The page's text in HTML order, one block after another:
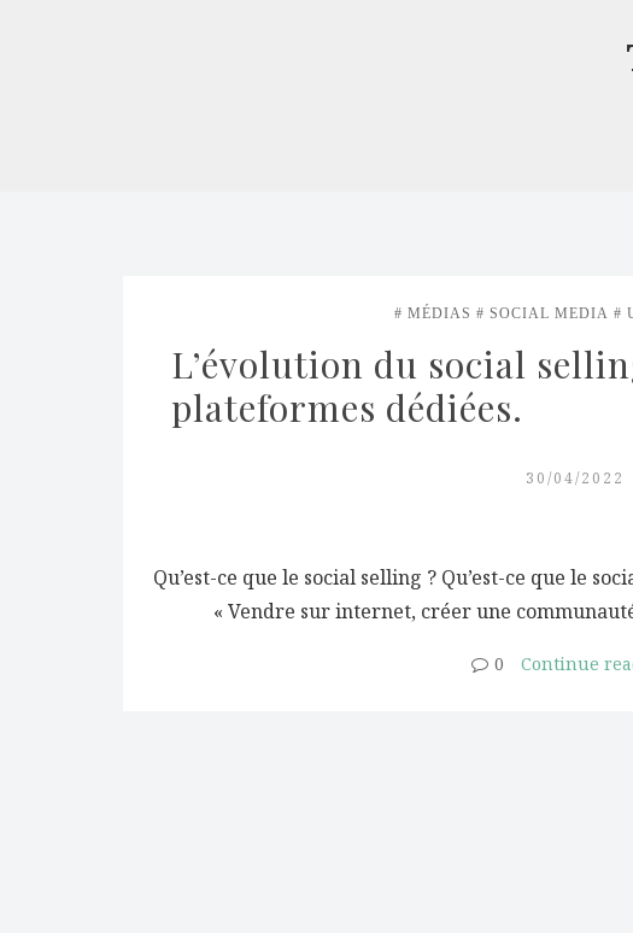
MÉDIAS SOCIAL MEDIA
L’évolution du social
plateformes dédiées.
30/04/2022
Qu’est-ce que le social selling ? Qu’est-ce que le
« Vendre sur internet, créer une
0 Continue